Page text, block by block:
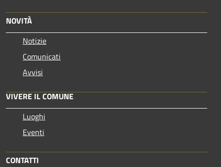
NOVITÀ
Notizie
Comunicati
Avvisi
VIVERE IL COMUNE
Luoghi
Eventi
CONTATTI